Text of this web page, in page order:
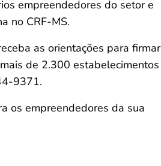
empreendedores do setor e
no CRF-MS.
as orientações para firmar
de 2.300 estabelecimentos
9371.
os empreendedores da sua